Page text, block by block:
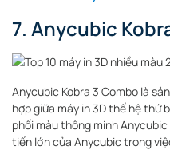
7. Anycubic
Anycubic Kobra 3 Combo là
hợp giữa máy in 3D thế hệ thứ
phối màu thông minh
tiến lớn của Anycubic trong